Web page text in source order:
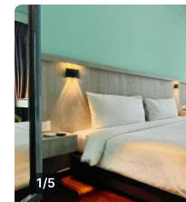
1/5